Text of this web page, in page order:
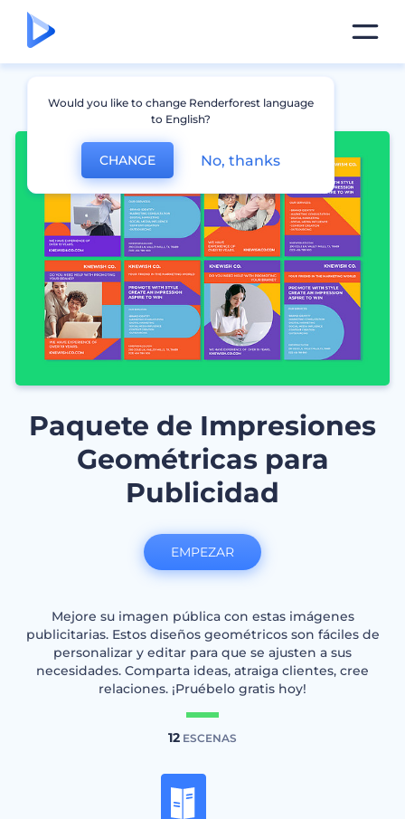
Paquete de Impresiones
Geométricas para
Publicidad
Mejore su imagen pública con estas imágenes
publicitarias. Estos diseños geométricos son fáciles de
personalizar y editar para que se ajusten a sus
necesidades. Comparta ideas, atraiga clientes, cree
relaciones. ¡Pruébelo gratis hoy!
12 ESCENAS
EMPEZAR
Would you like to change Renderforest language
to English?
CHANGE No, thanks